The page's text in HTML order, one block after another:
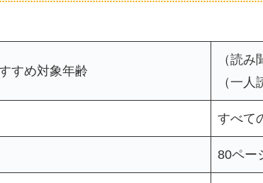
すめ対象年齢
（読
（一人
すべて
80ペー